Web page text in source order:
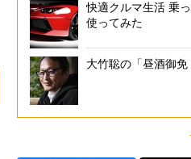
快適クルマ生活 乗っ
使ってみた
大竹聡の「昼酒御免